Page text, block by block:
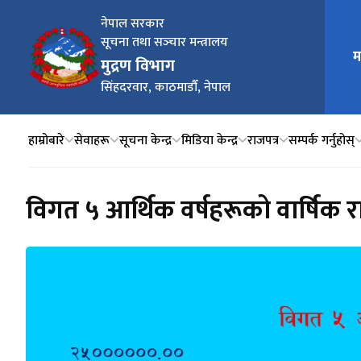
नेपाल सरकार
सूचना तथा सञ्‍चार मन्त्रालय
मुद्रण विभाग
सिंहदरवार, काठमाडौँ, नेपाल
मुख्य
हाम्रोबारे सेवाहरू सूचना केन्द्र मिडिया केन्द्र राजपत्र सम्पर्क गर्नुहोस्
विगत ५ आर्थिक वर्षहरूको